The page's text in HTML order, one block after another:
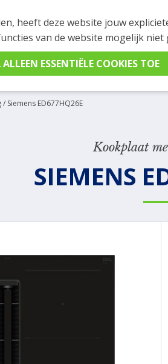
Wil je je vast oriënteren?
/ Siemens ED677HQ26E
Kookplaat
SIEMENS
heeft deze website jouw
van de website mogelijk niet